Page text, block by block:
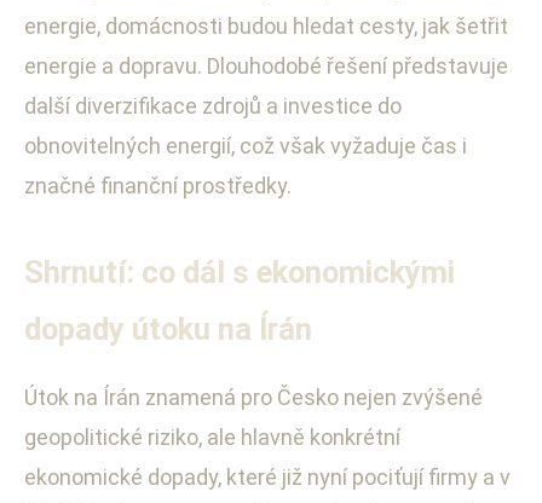
energie, domácnosti budou hledat cesty, jak šetřit
energie a dopravu. Dlouhodobé řešení představuje
další diverzifikace zdrojů a investice do
obnovitelných energií, což však vyžaduje čas i
značné finanční prostředky.
Shrnutí: co dál s ekonomickými
dopady útoku na Írán
Útok na Írán znamená pro Česko nejen zvýšené
geopolitické riziko, ale hlavně konkrétní
ekonomické dopady, které již nyní pociťují firmy a v